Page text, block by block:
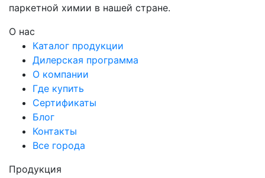
паркетной химии в нашей стране.
О нас
Каталог продукции
Дилерская программа
О компании
Где купить
Сертификаты
Блог
Контакты
Все города
Продукция